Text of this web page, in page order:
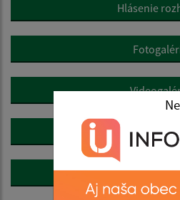
Hlásenie
360°
SODB 2021 -